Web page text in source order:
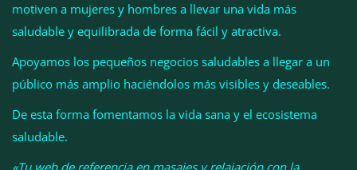
Esenzzia da la bienvenida a agosto con
perfumes de equivalencia
motiven a mujeres y hombres a llevar una vida más
saludable y equilibrada de forma fácil y atractiva.
Apoyamos los pequeños negocios saludables a llegar a un
público más amplio haciéndolos más visibles y deseables.
De esta forma fomentamos la vida sana y el ecosistema
saludable.